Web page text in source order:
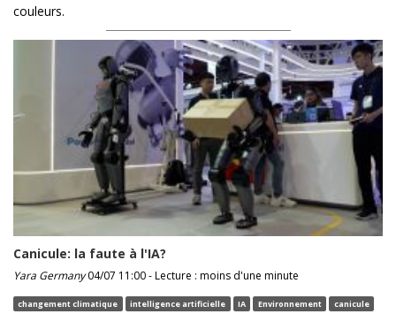
couleurs.
Canicule: la faute à l'IA?
Yara Germany04/07 11:00 - Lecture : moins d'une minute
changement climatique intelligence artificielle IA Environnement canicule